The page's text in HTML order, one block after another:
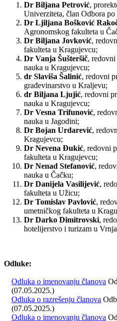
Dr Biljana Petrović,
Univerziteta, član Odbora
Dr Ljiljana Bošković
Agronomskog fakulteta u
Dr Biljana Jovković,
fakulteta u Kragujevcu;
Dr Vanja Šušteršič,
nauka u Kragujevcu;
dr Slaviša Šalinić, redovni
građevinarstvo u Kraljevu;
dr Biljana Ljujić, redovni
nauka u Kragujevcu;
Dr Vesna Trifunović,
nauka u Jagodini;
Dr Bojan Urdarević,
Kragujevcu;
Dr Nevena Đukić, redovni
fakulteta u Kragujevcu;
Dr Nenad Stefanović,
nauka u Čačku;
Dr Danijela Vasilijević,
fakulteta u Užicu;
Dr Tomislav Pavlović,
umetničkog fakulteta u
Dr Darko Dimitrovski,
hotelijerstvo i turizam u
Odluke:
Odluka o imenovanju članova
(07.05.2025.)
Odluka o razrešenju članova
(07.05.2025.)
Odluka o imenovanju članova